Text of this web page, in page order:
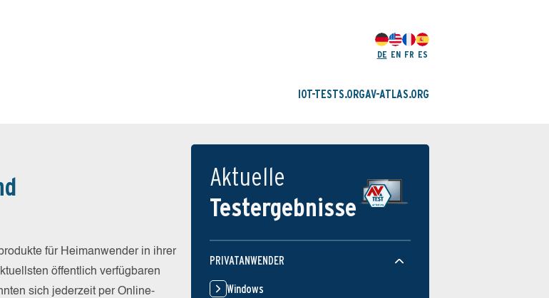
DE EN FR ES
IOT-TESTS.ORGAV-ATLAS.ORG
für Heimanwender in ihrer
öffentlich verfügbaren
sich jederzeit per Online-
Aktuelle
Testergebnisse
PRIVATANWENDER
Windows